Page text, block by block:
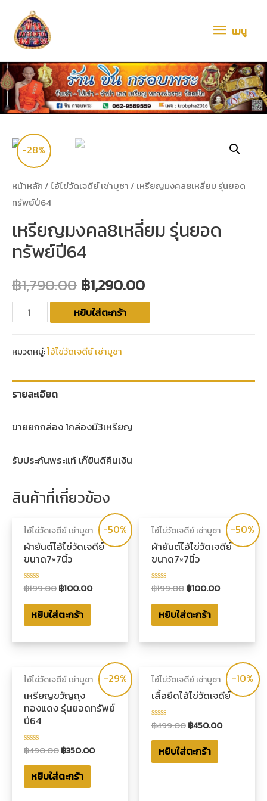
เมนู
-28%
หน้าหลัก /ไอ้ไข่วัดเจดีย์ เช่าบูชา / เหรียญมงคล8เหลี่ยม รุ่นยอด
ทรัพย์ปี64
เหรียญมงคล8เหลี่ยม รุ่นยอด
ทรัพย์ปี64
฿1,790.00 ฿1,290.00
หยิบใส่ตะกร้า
หมวดหมู่:ไอ้ไข่วัดเจดีย์ เช่าบูชา
รายละเอียด
ขายยกกล่อง 1กล่องมี3เหรียญ
รับประกันพระแท้ เก๊ยินดีคืนเงิน
สินค้าที่เกี่ยวข้อง
-50%
ไอ้ไข่วัดเจดีย์ เช่าบูชา
ผ้ายันต์ไอ้ไข่วัดเจดีย์
ขนาด7×7นิ้ว
ให้
0
ตั้งแต่
5
฿199.00฿100.00
หยิบใส่ตะกร้า
-50%
ไอ้ไข่วัดเจดีย์ เช่าบูชา
ผ้ายันต์ไอ้ไข่วัดเจดีย์
ขนาด7×7นิ้ว
ให้
0
ตั้งแต่
5
฿199.00฿100.00
หยิบใส่ตะกร้า
-29%
ไอ้ไข่วัดเจดีย์ เช่าบูชา
เหรียญขวัญถุง
ทองแดง รุ่นยอดทรัพย์
ปี64
ให้
0
ตั้งแต่
5
฿490.00฿350.00
หยิบใส่ตะกร้า
-10%
ไอ้ไข่วัดเจดีย์ เช่าบูชา
เสื้อยืดไอ้ไข่วัดเจดีย์
ให้
0
ตั้งแต่
5
฿499.00฿450.00
หยิบใส่ตะกร้า